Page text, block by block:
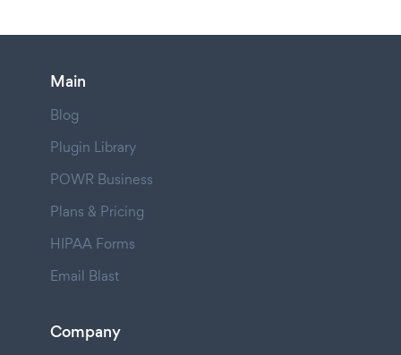
Main
Blog
Plugin Library
POWR Business
Plans & Pricing
HIPAA Forms
Email Blast
Company